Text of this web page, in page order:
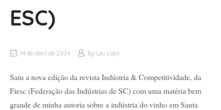
ESC)​​
14 de abril de 2024 by Leo Laps
Saiu a nova edição da revista Indústria & Competitividade, da
Fiesc (Federação das Indústrias de SC) com uma matéria bem
grande de minha autoria sobre a indústria do vinho em Santa